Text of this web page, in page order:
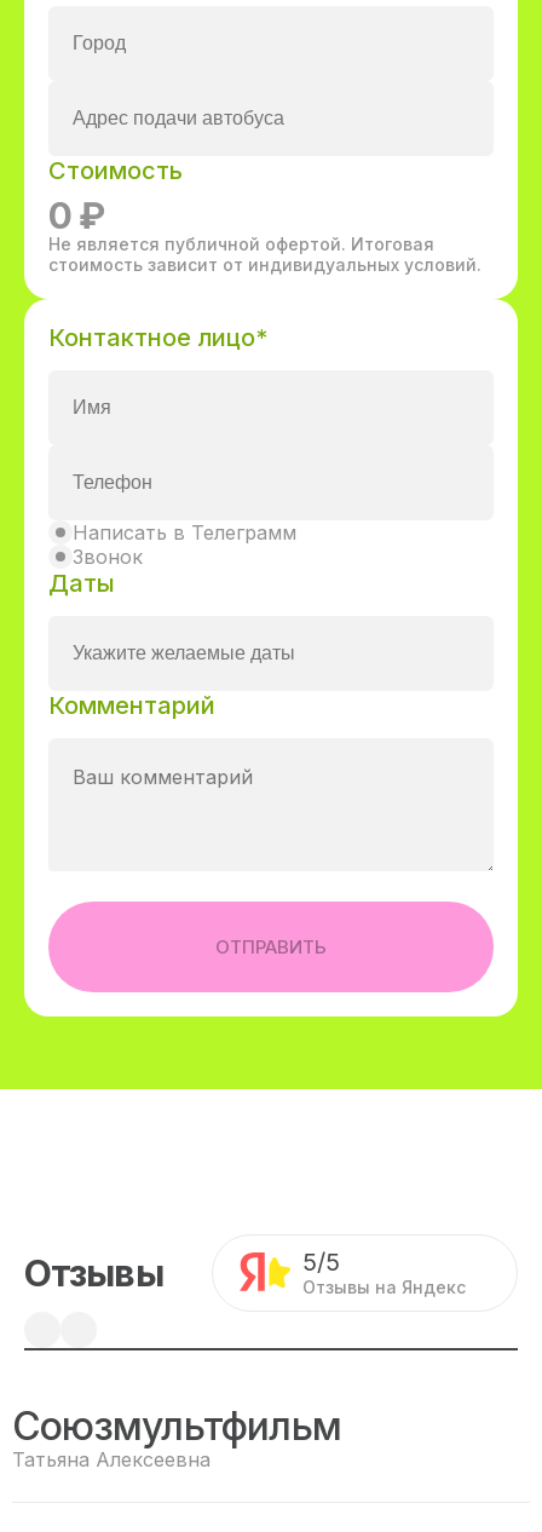
Стоимость
0₽
Не является публичной офертой. Итоговая
стоимость зависит от индивидуальных условий.
Контактное лицо*
Написать в Телеграмм
Звонок
Даты
Комментарий
ОТПРАВИТЬ
Отзывы 5/5
Отзывы на Яндекс
Союзмультфильм
Татьяна Алексеевна